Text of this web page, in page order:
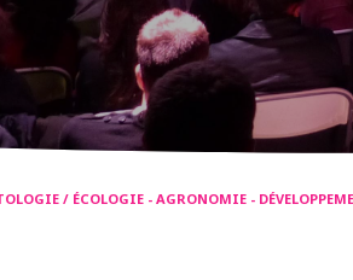
/ ÉCOLOGIE - AGRONOMIE -